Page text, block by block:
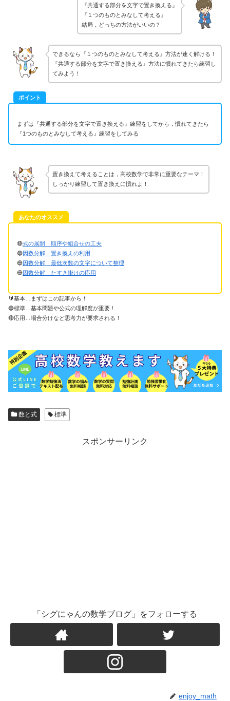
『共通する部分を文字で置き換える』
『１つのものとみなして考える』
結局，どっちの方法がいいの？
できるなら『１つのものとみなして考える』方法が速く解ける！
『共通する部分を文字で置き換える』方法に慣れてきたら練習し
てみよう！
ポイント
まずは『共通する部分を文字で置き換える』練習をしてから，慣れてきたら
『1つのものとみなして考える』練習をしてみる
置き換えて考えることは，高校数学で非常に重要なテーマ！
しっかり練習して置き換えに慣れよ！
あなたのオススメ
🔴式の展開｜順序や組合せの工夫
🔵因数分解｜置き換えの利用
🔵因数分解｜最低次数の文字について整理
🔵因数分解｜たすき掛けの応用
🔰基本…まずはこの記事から！
🔵標準…基本問題や公式の理解度が重要！
🔴応用…場合分けなど思考力が要求される！
数と式 標準
スポンサーリンク
「シグにゃんの数学ブログ」をフォローする
enjoy_math